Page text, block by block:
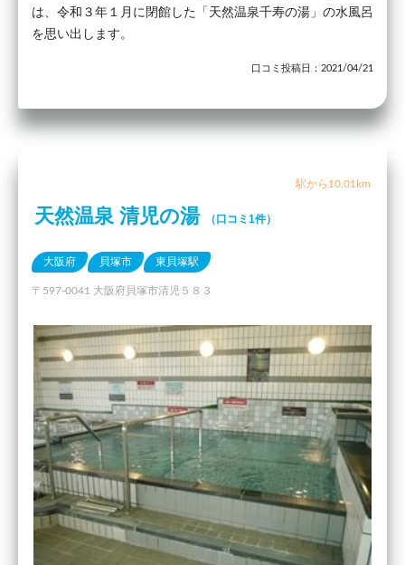
は、令和３年１月に閉館した「天然温泉千寿の湯」の水風呂
を思い出します。
口コミ投稿日：2021/04/21
駅から10.01km
天然温泉 清児の湯 （口コミ1件）
大阪府 貝塚市 東貝塚駅
〒597-0041 大阪府貝塚市清児５８３